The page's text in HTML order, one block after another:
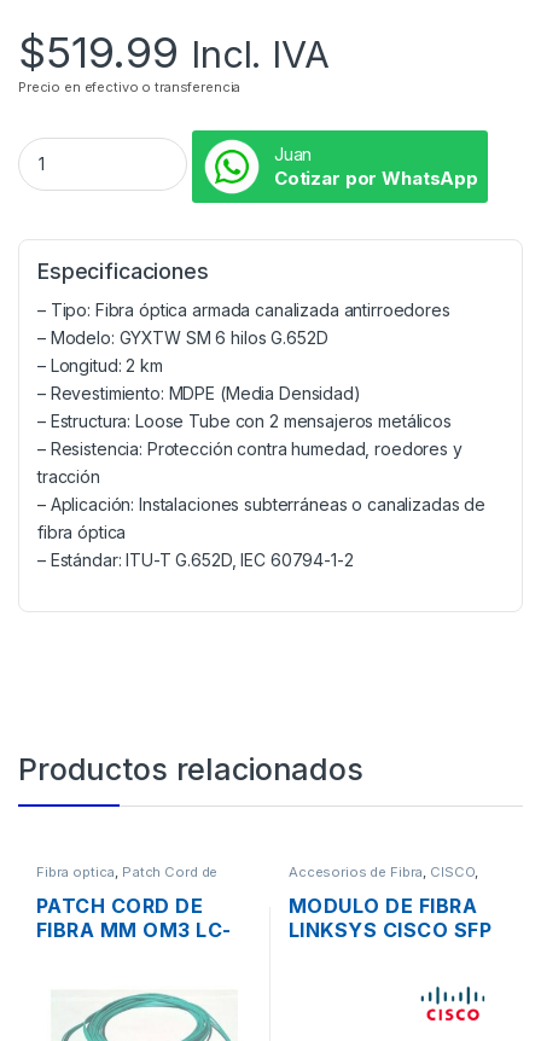
$519.99 Incl. IVA
Precio en efectivo o transferencia
Juan
Cotizar por WhatsApp
Especificaciones
– Tipo: Fibra óptica armada canalizada antirroedores
– Modelo: GYXTW SM 6 hilos G.652D
– Longitud: 2 km
– Revestimiento: MDPE (Media Densidad)
– Estructura: Loose Tube con 2 mensajeros metálicos
– Resistencia: Protección contra humedad, roedores y
tracción
– Aplicación: Instalaciones subterráneas o canalizadas de
fibra óptica
– Estándar: ITU-T G.652D, IEC 60794-1-2
Productos relacionados
Fibra optica, Patch Cord de
PATCH CORD DE
FIBRA MM OM3 LC-
Accesorios de Fibra, CISCO,
MODULO DE FIBRA
LINKSYS CISCO SFP
CONECTOR LC